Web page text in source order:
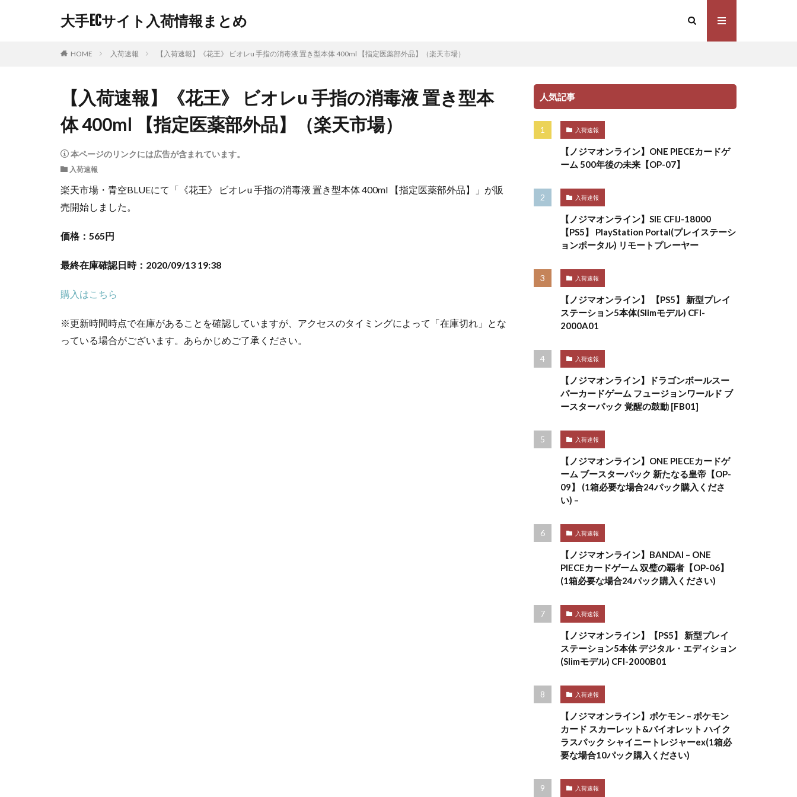
大手ECサイト入荷情報まとめ
HOME 入荷速報 【入荷速報】《花王》 ビオレu 手指の消毒液 置き型本体 400ml 【指定医薬部外品】（楽天市場）
【入荷速報】《花王》 ビオレu 手指の消毒液 置き型本
体 400ml 【指定医薬部外品】（楽天市場）
本ページのリンクには広告が含まれています。
入荷速報
楽天市場・青空BLUEにて「《花王》 ビオレu 手指の消毒液 置き型本体 400ml 【指定医薬部外品】」が販
売開始しました。
価格：565円
最終在庫確認日時：2020/09/13 19:38
購入はこちら
※更新時間時点で在庫があることを確認していますが、アクセスのタイミングによって「在庫切れ」とな
っている場合がございます。あらかじめご了承ください。
人気記事
入荷速報
【ノジマオンライン】ONE PIECEカードゲ
ーム 500年後の未来【OP-07】
入荷速報
【ノジマオンライン】SIE CFIJ-18000
【PS5】 PlayStation Portal(プレイステーシ
ョンポータル) リモートプレーヤー
入荷速報
【ノジマオンライン】 【PS5】 新型プレイ
ステーション5本体(Slimモデル) CFI-
2000A01
入荷速報
【ノジマオンライン】ドラゴンボールスー
パーカードゲーム フュージョンワールド ブ
ースターパック 覚醒の鼓動 [FB01]
入荷速報
【ノジマオンライン】ONE PIECEカードゲ
ーム ブースターパック 新たなる皇帝【OP-
09】 (1箱必要な場合24パック購入くださ
い) –
入荷速報
【ノジマオンライン】BANDAI – ONE
PIECEカードゲーム 双璧の覇者【OP-06】
(1箱必要な場合24パック購入ください)
入荷速報
【ノジマオンライン】【PS5】 新型プレイ
ステーション5本体 デジタル・エディション
(Slimモデル) CFI-2000B01
入荷速報
【ノジマオンライン】ポケモン – ポケモン
カード スカーレット&バイオレット ハイク
ラスパック シャイニートレジャーex(1箱必
要な場合10パック購入ください)
入荷速報